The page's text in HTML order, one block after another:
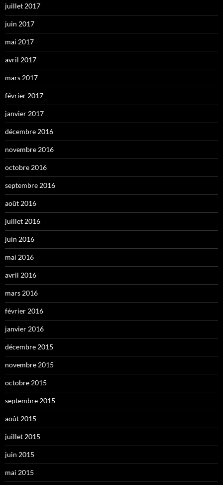
juillet 2017
juin 2017
mai 2017
avril 2017
mars 2017
février 2017
janvier 2017
décembre 2016
novembre 2016
octobre 2016
septembre 2016
août 2016
juillet 2016
juin 2016
mai 2016
avril 2016
mars 2016
février 2016
janvier 2016
décembre 2015
novembre 2015
octobre 2015
septembre 2015
août 2015
juillet 2015
juin 2015
mai 2015